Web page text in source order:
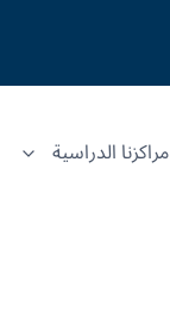
مراكزنا الدراسية